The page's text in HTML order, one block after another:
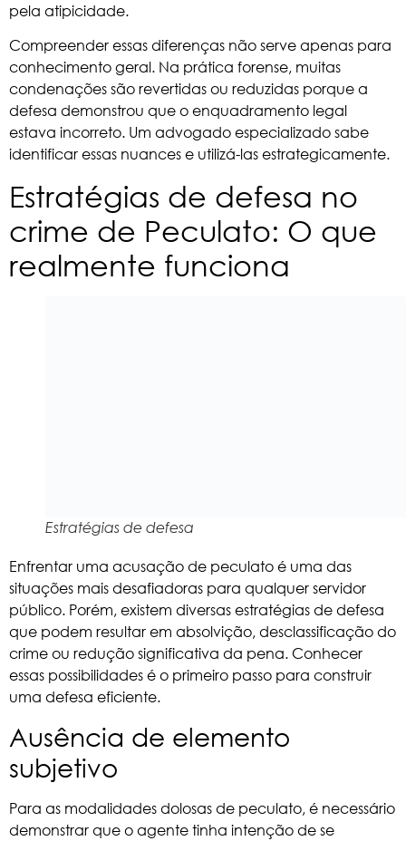
pela atipicidade.
Compreender essas diferenças não serve apenas para
conhecimento geral. Na prática forense, muitas
condenações são revertidas ou reduzidas porque a
defesa demonstrou que o enquadramento legal
estava incorreto. Um advogado especializado sabe
identificar essas nuances e utilizá-las estrategicamente.
Estratégias de defesa no
crime de Peculato: O que
realmente funciona
Estratégias de defesa
Enfrentar uma acusação de peculato é uma das
situações mais desafiadoras para qualquer servidor
público. Porém, existem diversas estratégias de defesa
que podem resultar em absolvição, desclassificação do
crime ou redução significativa da pena. Conhecer
essas possibilidades é o primeiro passo para construir
uma defesa eficiente.
Ausência de elemento
subjetivo
Para as modalidades dolosas de peculato, é necessário
demonstrar que o agente tinha intenção de se